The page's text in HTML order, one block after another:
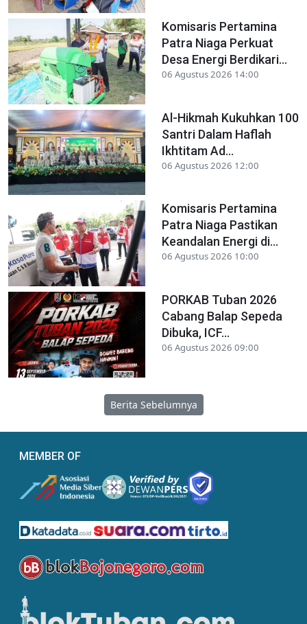
Komisaris Pertamina
Patra Niaga Perkuat
Desa Energi Berdikari...
06 Agustus 2026 14:00
Al-Hikmah Kukuhkan 100
Santri Dalam Haflah
Ikhtitam Ad...
06 Agustus 2026 12:00
Komisaris Pertamina
Patra Niaga Pastikan
Keandalan Energi di...
06 Agustus 2026 10:00
PORKAB Tuban 2026
Cabang Balap Sepeda
Dibuka, ICF...
06 Agustus 2026 09:00
Berita Sebelumnya
MEMBER OF